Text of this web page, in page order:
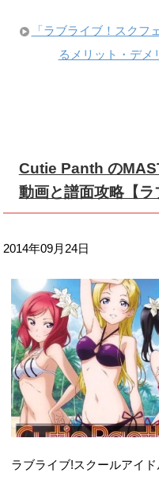
「ラブライブ！スク
るメリット・デメ
Cutie Panth の
動画と譜面攻略【ラ
2014年09月24日
ラブライブ!スクールアイ